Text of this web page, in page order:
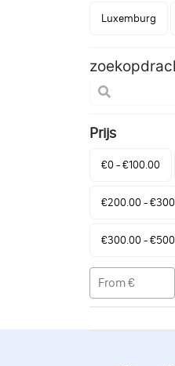
Luxemburg
Prijs
€0 - €100.00
€200.00 -
€300.00 -